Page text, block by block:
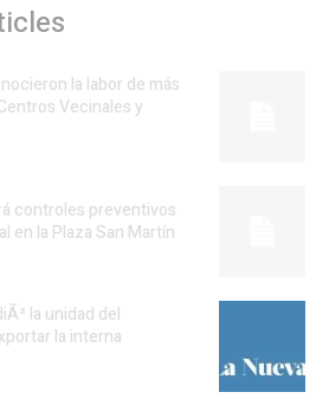
la labor de más
Vecinales y
controles preventivos
en la Plaza San Martín
la unidad del
la interna